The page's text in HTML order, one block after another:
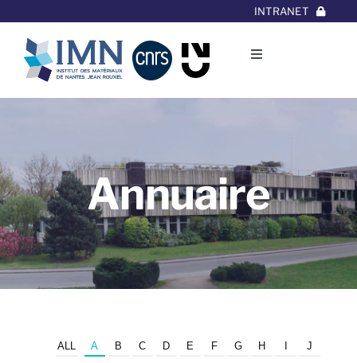
au
contenu
INTRANET
Toggle
L’Institut
Equipes
Projets/Collaborations
Annuaire
ALL A B C D E F G H
J